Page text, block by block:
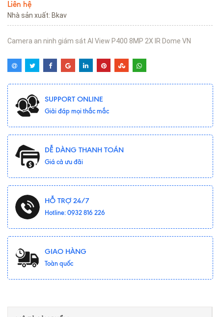
Liên hệ
Nhà sản xuất: Bkav
Camera an ninh giám sát AI View P400 8MP 2X IR Dome VN
SUPPORT ONLINE
Giải đáp mọi thắc mắc
DỄ DÀNG THANH TOÁN
Giá cả ưu đãi
HỖ TRỢ 24/7
Hotline: 0932 816 226
GIAO HÀNG
Toàn quốc